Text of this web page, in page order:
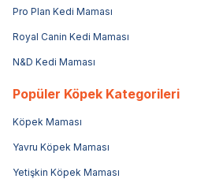
Pro Plan Kedi Maması
Royal Canin Kedi Maması
N&D Kedi Maması
Popüler Köpek Kategorileri
Köpek Maması
Yavru Köpek Maması
Yetişkin Köpek Maması